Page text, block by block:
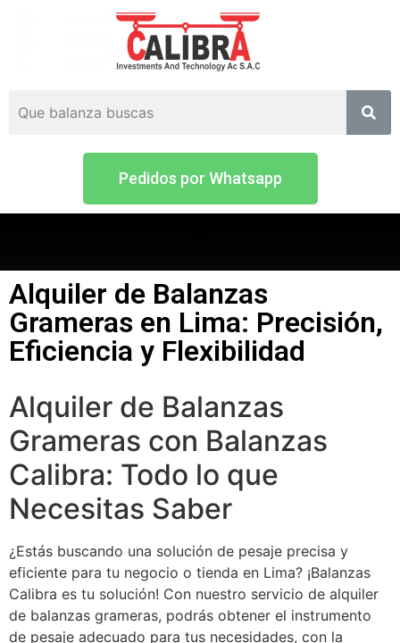
Pedidos por Whatsapp
Alquiler de Balanzas
Grameras en Lima: Precisión,
Eficiencia y Flexibilidad
Alquiler de Balanzas
Grameras con Balanzas
Calibra: Todo lo que
Necesitas Saber
¿Estás buscando una solución de pesaje precisa y
eficiente para tu negocio o tienda en Lima? ¡Balanzas
Calibra es tu solución! Con nuestro servicio de alquiler
de balanzas grameras, podrás obtener el instrumento
de pesaje adecuado para tus necesidades, con la